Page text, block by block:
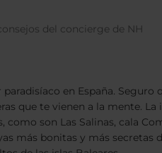
consejos del concierge de NH
en España. Seguro
que te vienen a la mente.
como son Las Salinas, cala
más bonitas y más secretas